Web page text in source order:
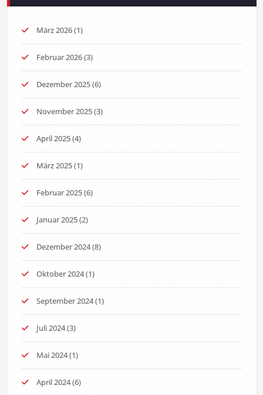
März 2026(1)
Februar 2026(3)
Dezember 2025(6)
November 2025(3)
April 2025(4)
März 2025(1)
Februar 2025(6)
Januar 2025(2)
Dezember 2024(8)
Oktober 2024(1)
September 2024(1)
Juli 2024(3)
Mai 2024(1)
April 2024(6)